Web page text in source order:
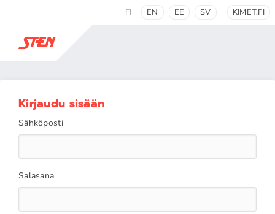
FI EN EE SV KIMET.FI
Kirjaudu sisään
Sähköposti
Salasana